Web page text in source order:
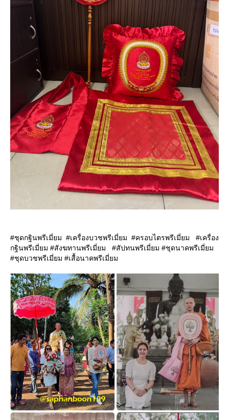
#ชุดกฐินพรีเมี่ยม #เครื่องบวชพรีเมี่ยม #ครอบไตรพรีเมี่ยม #เครื่อง
กฐินพรีเมี่ยม #สังฆทานพรีเมี่ยม #สัปทนพรีเมี่ยม #ชุดนาคพรีเมี่ยม
#ชุดบวชพรีเมี่ยม #เสื้อนาคพรีเมี่ยม